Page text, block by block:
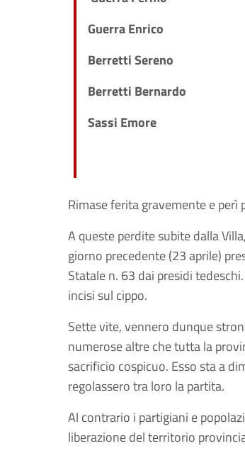
Guerra Enrico
Berretti Sereno
Berretti Bernardo
Sassi Emore
Rimase ferita gravemente e
A queste perdite subite dalla
giorno precedente (23 aprile)
Statale n. 63 dai presidi
incisi sul cippo.
Sette vite, vennero dunque
numerose altre che tutta la
sacrificio cospicuo. Esso sta a
regolassero tra loro la partita.
Al contrario i partigiani e
liberazione del territorio